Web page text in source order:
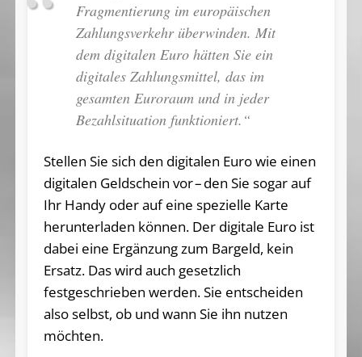
Fragmentierung im europäischen
Zahlungsverkehr überwinden. Mit
dem digitalen Euro hätten Sie ein
digitales Zahlungsmittel, das im
gesamten Euroraum und in jeder
Bezahlsituation funktioniert.“
Stellen Sie sich den digitalen Euro wie einen
digitalen Geldschein vor – den Sie sogar auf
Ihr Handy oder auf eine spezielle Karte
herunterladen können. Der digitale Euro ist
dabei eine Ergänzung zum Bargeld, kein
Ersatz. Das wird auch gesetzlich
festgeschrieben werden. Sie entscheiden
also selbst, ob und wann Sie ihn nutzen
möchten.